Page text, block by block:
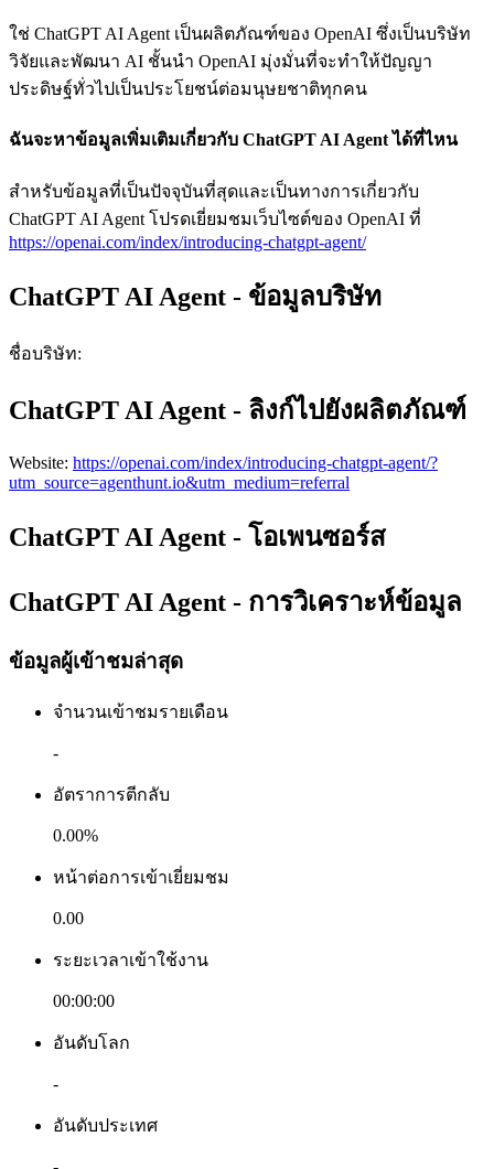
ใช่ ChatGPT AI Agent เป็นผลิตภัณฑ์ของ OpenAI ซึ่งเป็นบริษัท
วิจัยและพัฒนา AI ชั้นนำ OpenAI มุ่งมั่นที่จะทำให้ปัญญา
ประดิษฐ์ทั่วไปเป็นประโยชน์ต่อมนุษยชาติทุกคน
ฉันจะหาข้อมูลเพิ่มเติมเกี่ยวกับ ChatGPT AI Agent ได้ที่ไหน
สำหรับข้อมูลที่เป็นปัจจุบันที่สุดและเป็นทางการเกี่ยวกับ
ChatGPT AI Agent โปรดเยี่ยมชมเว็บไซต์ของ OpenAI ที่
https://openai.com/index/introducing-chatgpt-agent/
ChatGPT AI Agent - ข้อมูลบริษัท
ชื่อบริษัท:
ChatGPT AI Agent - ลิงก์ไปยังผลิตภัณฑ์
Website: https://openai.com/index/introducing-chatgpt-agent/?
utm_source=agenthunt.io&utm_medium=referral
ChatGPT AI Agent - โอเพนซอร์ส
ChatGPT AI Agent - การวิเคราะห์ข้อมูล
ข้อมูลผู้เข้าชมล่าสุด
จำนวนเข้าชมรายเดือน
-
อัตราการตีกลับ
0.00%
หน้าต่อการเข้าเยี่ยมชม
0.00
ระยะเวลาเข้าใช้งาน
00:00:00
อันดับโลก
-
อันดับประเทศ